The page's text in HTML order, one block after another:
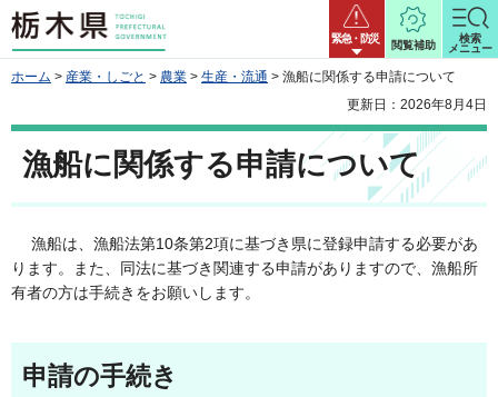
栃木県 緊急・防災
閲覧補助
検索
メニュー
ホーム > 産業・しごと > 農業 > 生産・流通 > 漁船に関係する申請について
更新日：2026年8月4日
漁船に関係する申請について
漁船は、漁船法第10条第2項に基づき県に登録申請する必要があ
ります。また、同法に基づき関連する申請がありますので、漁船所
有者の方は手続きをお願いします。
申請の手続き